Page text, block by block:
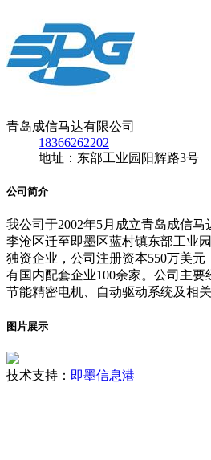
青岛成信马达有限公司
18366262202
地址：东部工业园阳辉路3号
公司简介
我公司于2002年5月成立青岛成信马
李沧区迁至即墨区蓝村镇东部工业
独资企业，公司注册资本550万美元
有国内配套企业100余家。公司主
节能精密电机、自动驱动系统及相
图片展示
技术支持： 即墨信息港